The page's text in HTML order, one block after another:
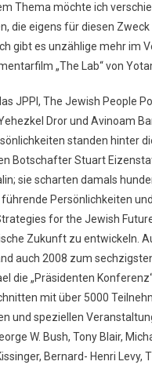
Thema möchte ich
die eigens für diesen
gibt es unzählige mehr im
„The Lab“ von
JPPI, The Jewish People
Dror und Avinoam
standen hinter
Botschafter Stuart
sie scharten damals
Persönlichkeiten
for the Jewish
Zukunft zu entwickeln.
auch 2008 zum
die „Präsidenten
mit über 5000
und speziellen
W. Bush, Tony Blair,
Bernard- Henri Levy,